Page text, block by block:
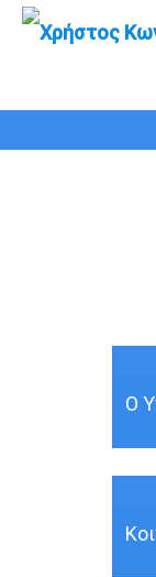
Ο